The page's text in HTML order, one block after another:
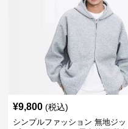
¥9,800 (税込)
シンプルファッション 無地ジッ